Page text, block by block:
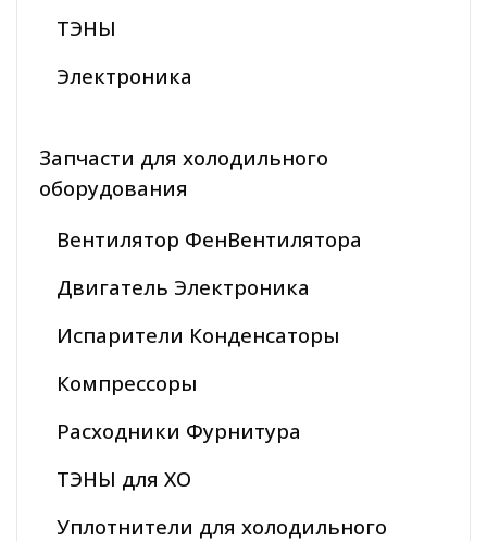
ТЭНЫ
Электроника
Запчасти для холодильного
оборудования
Вентилятор ФенВентилятора
Двигатель Электроника
Испарители Конденсаторы
Компрессоры
Расходники Фурнитура
ТЭНЫ для ХО
Уплотнители для холодильного